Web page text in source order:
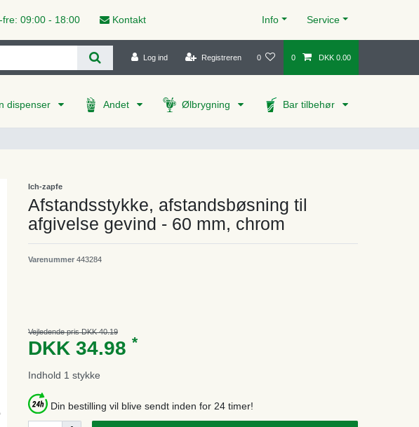
09:00 - 18:00 Kontakt Info Service
Log ind Registreren 0 0 DKK 0.00
dispenser Andet Ølbrygning Bar tilbehør
Ich-zapfe
Afstandsstykke, afstandsbøsning til
afgivelse gevind - 60 mm, chrom
Varenummer 443284
Vejledende pris DKK 40.19
DKK 34.98 *
Indhold 1 stykke
Din bestilling vil blive sendt inden for 24 timer!